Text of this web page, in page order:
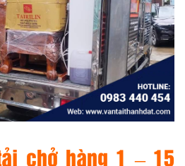
chở hàng 1 – 15